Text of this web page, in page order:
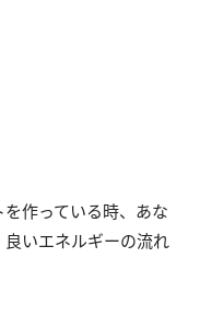
作っている時、あな
いエネルギーの流れ